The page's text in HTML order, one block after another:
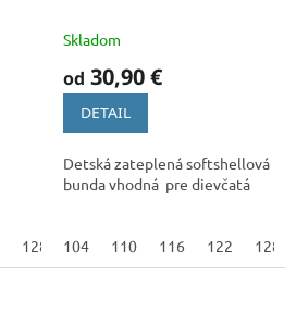
128 134 140 146
Skladom
od 30,90 €
DETAIL
Detská zateplená softshellová
bunda vhodná pre dievčatá
104 110 116 122 128